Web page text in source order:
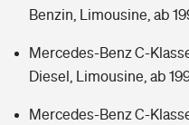
Kinderunfall-Check: Mehr
Typklassen: So ist Ihr Auto
Sie haben Fragen?
Benzin, Limousine, ab
Mercedes-Benz C-
Diesel, Limousine, ab
Mercedes-Benz C-